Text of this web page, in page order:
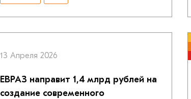
13 Апреля 2026
ЕВРАЗ направит 1,4 млрд рублей на
создание современного